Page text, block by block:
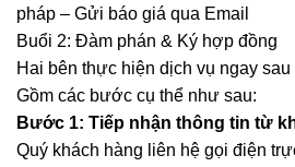
pháp – Gửi báo giá qua Email
Buổi 2: Đàm phán & Ký hợp đồng
Hai bên thực hiện dịch vụ ngay
Gồm các bước cụ thể như sau:
Bước 1: Tiếp nhận thông tin từ
Quý khách hàng liên hệ gọi điện